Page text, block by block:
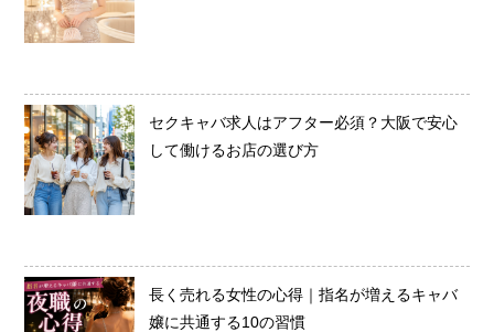
セクキャバ求人はアフター必須？大阪で安心
して働けるお店の選び方
長く売れる女性の心得｜指名が増えるキャバ
嬢に共通する10の習慣